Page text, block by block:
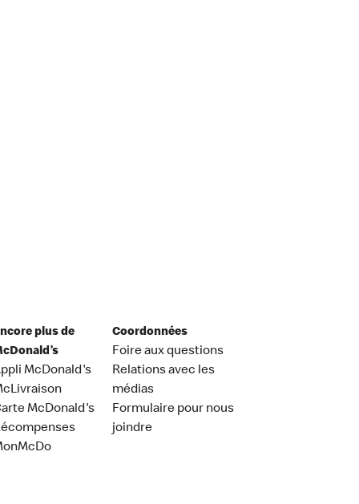
plus de
McDonald's
McDonald's
Coordonnées
Foire aux questions
Relations avec les
médias
Formulaire pour nous
joindre